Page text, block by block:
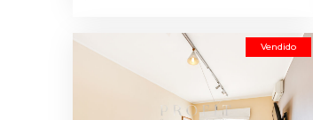
Vendido